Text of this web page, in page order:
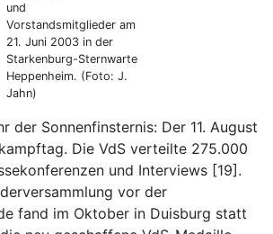
und
Vorstandsmitglieder am
21. Juni 2003 in der
Starkenburg-Sternwarte
Heppenheim. (Foto: J.
Jahn)
der Sonnenfinsternis: Der 11. August
Die VdS verteilte 275.000
und Interviews [19].
vor der
fand im Oktober in Duisburg statt